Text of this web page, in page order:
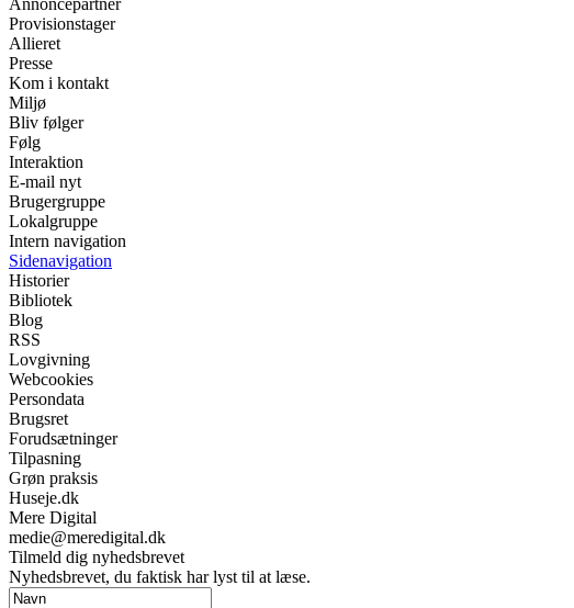
Provisionstager
Allieret
Presse
Kom i kontakt
Miljø
Bliv følger
Følg
Interaktion
E-mail nyt
Brugergruppe
Lokalgruppe
Intern navigation
Sidenavigation
Historier
Bibliotek
Blog
RSS
Lovgivning
Webcookies
Persondata
Brugsret
Forudsætninger
Tilpasning
Grøn praksis
Huseje.dk
Mere Digital
medie@meredigital.dk
Tilmeld dig nyhedsbrevet
Nyhedsbrevet, du faktisk har lyst til at læse.